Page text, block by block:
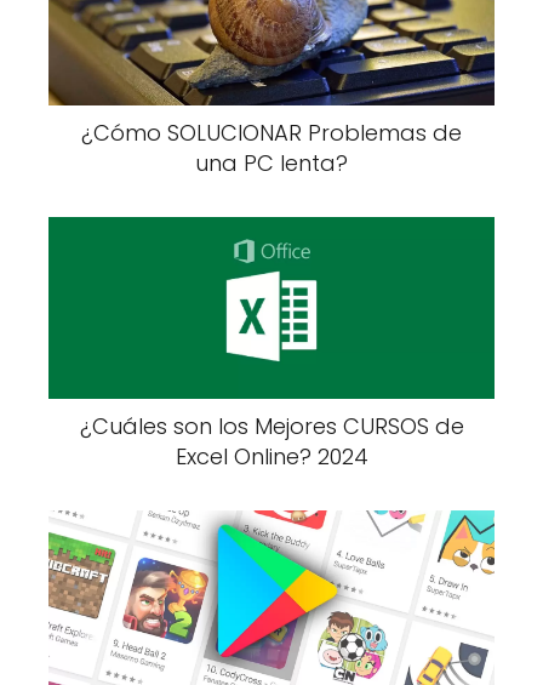
¿Cómo SOLUCIONAR Problemas de
una PC lenta?
¿Cuáles son los Mejores CURSOS de
Excel Online? 2024